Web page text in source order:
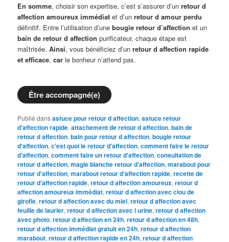
En somme, choisir son expertise, c’est s’assurer d’unretour d
affection amoureux immédiat et d’unretour d amour perdu
définitif. Entre l’utilisation d’unebougie retour d’affection et un
bain de retour d affection purificateur, chaque étape est
maîtrisée.Ainsi, vous bénéficiez d’unretour d affection rapide
et efficace,car le bonheur n’attend pas.
Être accompagné(e)
Publié dansastuce pour retour d affection,astuce retour
d'affection rapide,attachement de retour d affection,bain de
retour d affection,bain pour retour d affection,bougie retour
d'affection,c'est quoi le retour d'affection,comment faire le retour
d'affection,comment faire un retour d'affection,consultation de
retour d affection,magie blanche retour d'affection,marabout pour
retour d'affection,marabout retour d'affection rapide,recette de
retour d'affection rapide,retour d affection amoureux,retour d
affection amoureux immédiat,retour d affection avec clou de
girofle,retour d affection avec du miel,retour d affection avec
feuille de laurier,retour d affection avec l urine,retour d affection
avec photo,retour d affection en 24h,retour d affection en 48h,
retour d affection immédiat gratuit en 24h,retour d affection
marabout,retour d affection rapide en 24h,retour d affection